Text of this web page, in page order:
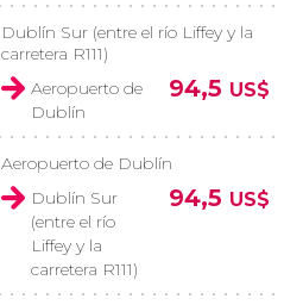
Dublín Sur (entre el río Liffey y la
carretera R111)
Aeropuerto de
Dublín
94,5 US$
Aeropuerto de Dublín
Dublín Sur
(entre el río
Liffey y la
carretera R111)
94,5 US$